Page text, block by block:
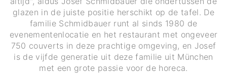
glazen in de juiste positie herschikt op de tafel. De
familie Schmidbauer runt al sinds 1980 de
evenementenlocatie en het restaurant met ongeveer
750 couverts in deze prachtige omgeving, en Josef
is de vijfde generatie uit deze familie uit München
met een grote passie voor de horeca.